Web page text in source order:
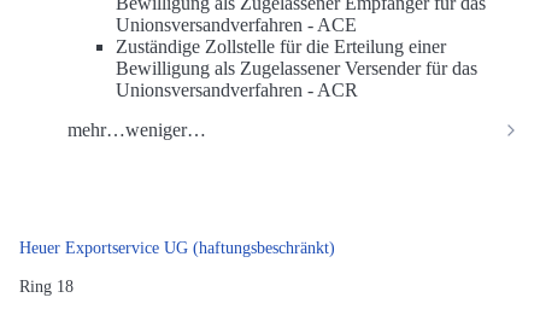
Unionsversandverfahren - ACE
Zuständige Zollstelle für die Erteilung einer
Bewilligung als Zugelassener Versender für das
Unionsversandverfahren - ACR
mehr…weniger…
Heuer Exportservice UG (haftungsbeschränkt)
Ring 18